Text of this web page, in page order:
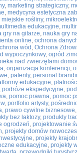
, marketing strategiczny,
, medycyna estetyczna
miejskie rośliny,
edukacyjne,
gry na gitarze, nauka gry
online, ochrona
wód , Ochrona
wypoczynkowy, ogród
nad zwierzętami
, organizacja konferencji,
, patenty, personal
edukacyjne,
, podróże ekspedycyjne,
, pomoc prawna, pomoc
, portfolio artysty,
, prawo cywilne biznesowe
bez laktozy, produkty
ogrodzeń, projektowanie
, projekty domów
, projekty
edukacyjne, projekty